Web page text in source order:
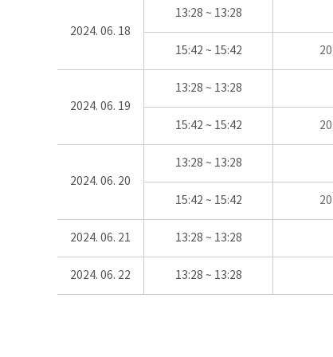
2024. 06. 18
13:28 ~ 13:28
15:42 ~ 15:42
2024. 06. 19
13:28 ~ 13:28
15:42 ~ 15:42
2024. 06. 20
13:28 ~ 13:28
15:42 ~ 15:42
2024. 06. 21 13:28 ~ 13:28
2024. 06. 22 13:28 ~ 13:28